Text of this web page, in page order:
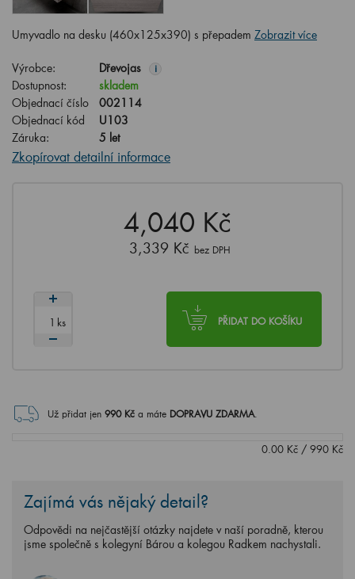
Umyvadlo na desku (460x125x390) s přepadem Zobrazit více
Výrobce: Dřevojas i
Dostupnost:
skladem
Objednací číslo
002114
Objednací kód
U103
Záruka:
5 let
Zkopírovat detailní informace
4,040 Kč
3,339 Kč bez DPH
PŘIDAT DO KOŠÍKU
ks
Už přidat jen 990Kč a máte DOPRAVU ZDARMA.
0.00 Kč / 990 Kč
Zajímá vás nějaký detail?
Odpovědi na nejčastější otázky najdete v naší poradně, kterou
jsme společně s kolegyní Bárou a kolegou Radkem nachystali.